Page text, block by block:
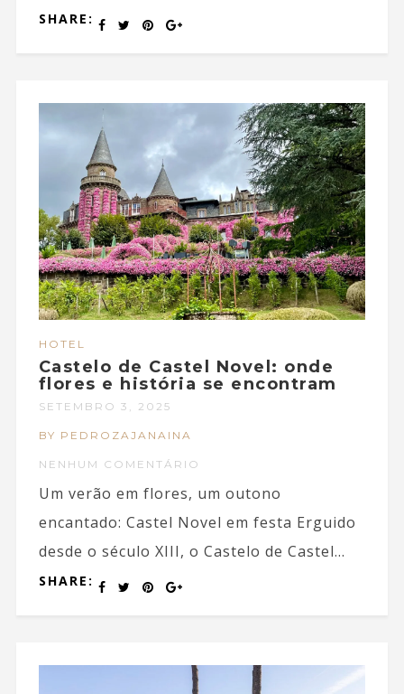
SHARE:
HOTEL
Castelo de Castel Novel: onde
flores e história se encontram
SETEMBRO 3, 2025
BY PEDROZAJANAINA
NENHUM COMENTÁRIO
Um verão em flores, um outono
encantado: Castel Novel em festa Erguido
desde o século XIII, o Castelo de Castel...
SHARE: